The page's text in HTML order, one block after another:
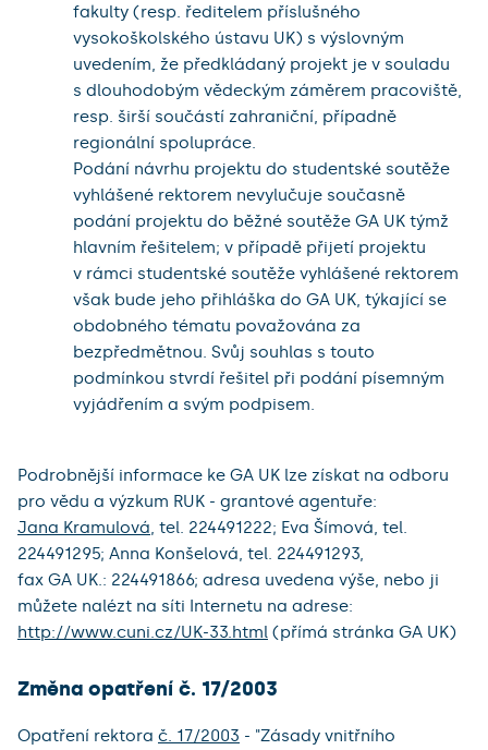
fakulty (resp. ředitelem příslušného
vysokoškolského ústavu UK) s výslovným
uvedením, že předkládaný projekt je v souladu
s dlouhodobým vědeckým záměrem pracoviště,
resp. širší součástí zahraniční, případně
regionální spolupráce.
Podání návrhu projektu do studentské soutěže
vyhlášené rektorem nevylučuje současně
podání projektu do běžné soutěže GA UK týmž
hlavním řešitelem; v případě přijetí projektu
v rámci studentské soutěže vyhlášené rektorem
však bude jeho přihláška do GA UK, týkající se
obdobného tématu považována za
bezpředmětnou. Svůj souhlas s touto
podmínkou stvrdí řešitel při podání písemným
vyjádřením a svým podpisem.
Podrobnější informace ke GA UK lze získat na odboru
pro vědu a výzkum RUK - grantové agentuře:
Jana Kramulová , tel. 224491222; Eva Šímová, tel.
224491295; Anna Konšelová, tel. 224491293,
fax GA UK.: 224491866; adresa uvedena výše, nebo ji
můžete nalézt na síti Internetu na adrese:
http://www.cuni.cz/UK-33.html (přímá stránka GA UK)
Změna opatření č. 17/2003
Opatření rektora č. 17/2003 - "Zásady vnitřního